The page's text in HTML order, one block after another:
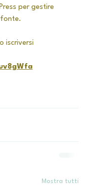
per gestire
iscriversi
Mostra tutti